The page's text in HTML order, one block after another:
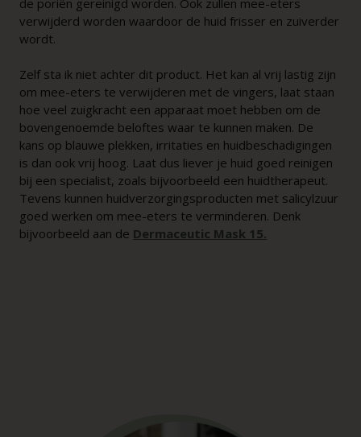
verwijderd worden waardoor de huid frisser en zuiverder
wordt.
Zelf sta ik niet achter dit product. Het kan al vrij lastig zijn
om mee-eters te verwijderen met de vingers, laat staan
hoe veel zuigkracht een apparaat moet hebben om de
bovengenoemde beloftes waar te kunnen maken. De
kans op blauwe plekken, irritaties en huidbeschadigingen
is dan ook vrij hoog. Laat dus liever je huid goed reinigen
bij een specialist, zoals bijvoorbeeld een huidtherapeut.
Tevens kunnen huidverzorgingsproducten met salicylzuur
goed werken om mee-eters te verminderen. Denk
bijvoorbeeld aan de Dermaceutic Mask 15.